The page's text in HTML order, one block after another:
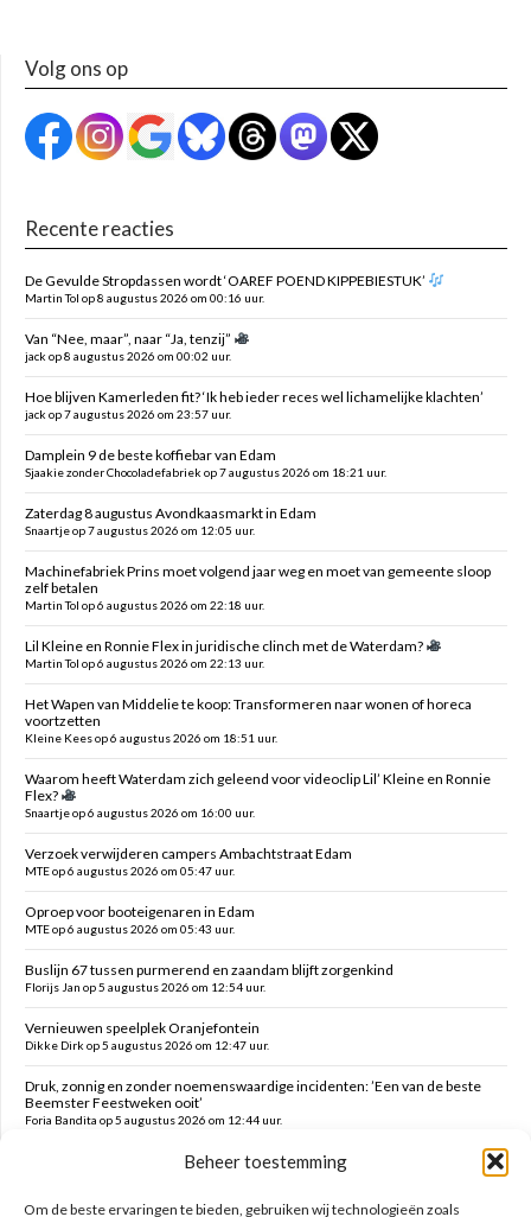
Beheer toestemming
Om de beste ervaringen te bieden, gebruiken wij technologieën zoals
Volg ons op
Recente reacties
De Gevulde Stropdassen wordt ‘OAREF POEND KIPPEBIESTUK’
Martin Tol op 8 augustus 2026 om 00:16 uur.
Van “Nee, maar”, naar “Ja, tenzij”
jack op 8 augustus 2026 om 00:02 uur.
Hoe blijven Kamerleden fit? ‘Ik heb ieder reces wel lichamelijke klachten’
jack op 7 augustus 2026 om 23:57 uur.
Damplein 9 de beste koffiebar van Edam
Sjaakie zonder Chocoladefabriek op 7 augustus 2026 om 18:21 uur.
Zaterdag 8 augustus Avondkaasmarkt in Edam
Snaartje op 7 augustus 2026 om 12:05 uur.
Machinefabriek Prins moet volgend jaar weg en moet van gemeente sloop
zelf betalen
Martin Tol op 6 augustus 2026 om 22:18 uur.
Lil Kleine en Ronnie Flex in juridische clinch met de Waterdam?
Martin Tol op 6 augustus 2026 om 22:13 uur.
Het Wapen van Middelie te koop: Transformeren naar wonen of horeca
voortzetten
Kleine Kees op 6 augustus 2026 om 18:51 uur.
Waarom heeft Waterdam zich geleend voor videoclip Lil’ Kleine en Ronnie
Flex?
Snaartje op 6 augustus 2026 om 16:00 uur.
Verzoek verwijderen campers Ambachtstraat Edam
MTE op 6 augustus 2026 om 05:47 uur.
Oproep voor booteigenaren in Edam
MTE op 6 augustus 2026 om 05:43 uur.
Buslijn 67 tussen purmerend en zaandam blijft zorgenkind
Florijs Jan op 5 augustus 2026 om 12:54 uur.
Vernieuwen speelplek Oranjefontein
Dikke Dirk op 5 augustus 2026 om 12:47 uur.
Druk, zonnig en zonder noemenswaardige incidenten: ’Een van de beste
Beemster Feestweken ooit’
Foria Bandita op 5 augustus 2026 om 12:44 uur.
Feesten tot in de late uurtjes en daarna vanmorgen met milde kater o.a.
hekken kaaltrekken, doeken vouwen en terrein schoonmaken